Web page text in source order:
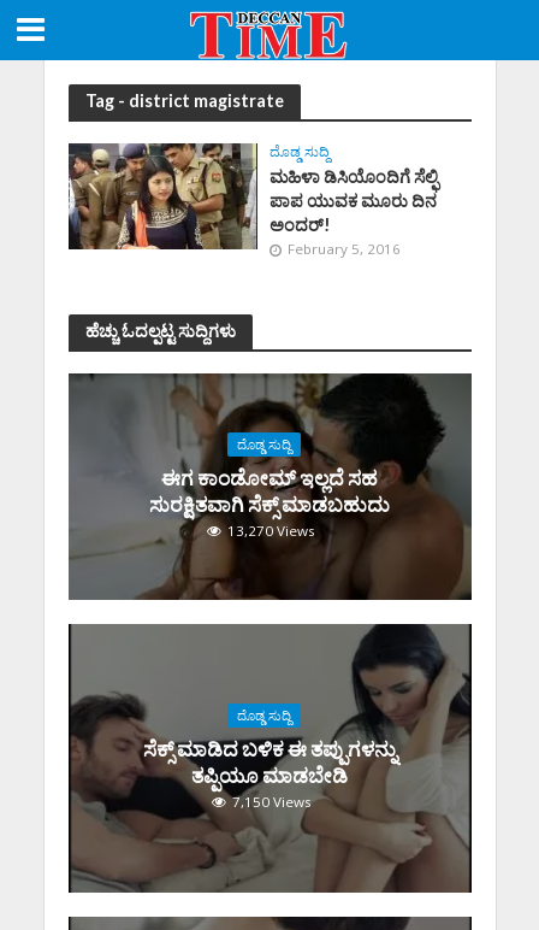
Tag - district magistrate
ದೊಡ್ಡ ಸುದ್ದಿ
ಮಹಿಳಾ ಡಿಸಿಯೊಂದಿಗೆ ಸೆಲ್ಫಿ
ಪಾಪ ಯುವಕ ಮೂರು ದಿನ
ಅಂದರ್!
February 5, 2016
ಹೆಚ್ಚು ಓದಲ್ಪಟ್ಟ ಸುದ್ದಿಗಳು
ದೊಡ್ಡ ಸುದ್ದಿ
ಈಗ ಕಾಂಡೋಮ್‌ ಇಲ್ಲದೆ ಸಹ
ಸುರಕ್ಷಿತವಾಗಿ ಸೆಕ್ಸ್‌ ಮಾಡಬಹುದು
13,270 Views
ದೊಡ್ಡ ಸುದ್ದಿ
ಸೆಕ್ಸ್‌ ಮಾಡಿದ ಬಳಿಕ ಈ ತಪ್ಪುಗಳನ್ನು
ತಪ್ಪಿಯೂ ಮಾಡಬೇಡಿ
7,150 Views